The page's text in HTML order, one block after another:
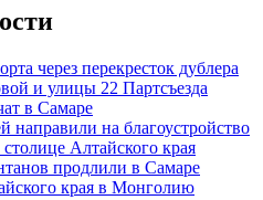
через перекресток дублера
и улицы 22 Партсъезда
в Самаре
направили на благоустройство
Алтайского края
продлили в Самаре
края в Монголию